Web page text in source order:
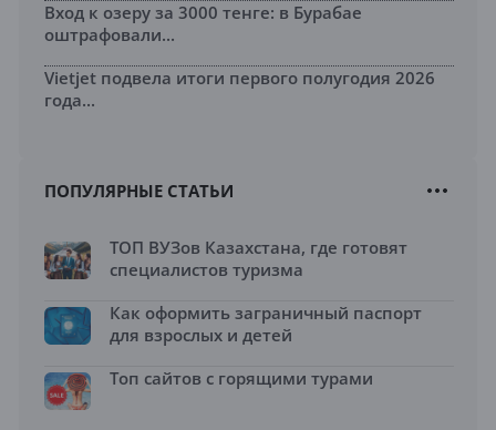
Вход к озеру за 3000 тенге: в Бурабае
оштрафовали...
Vietjet подвела итоги первого полугодия 2026
года...
ПОПУЛЯРНЫЕ СТАТЬИ
ТОП ВУЗов Казахстана, где готовят
специалистов туризма
Как оформить заграничный паспорт
для взрослых и детей
Топ сайтов с горящими турами